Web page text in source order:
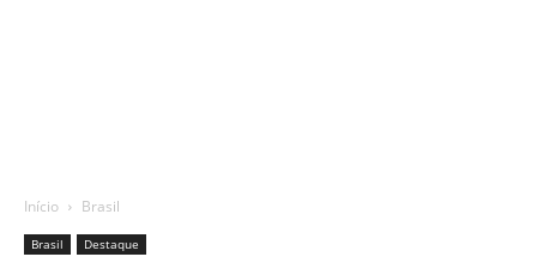
Início Brasil
Brasil Destaque